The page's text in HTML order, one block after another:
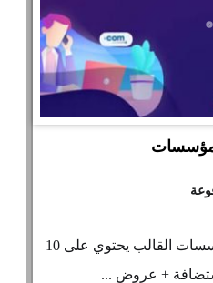
قالب اسيلا للشركات والمؤسسات القالب يحتوي على 10
+ عروض ...